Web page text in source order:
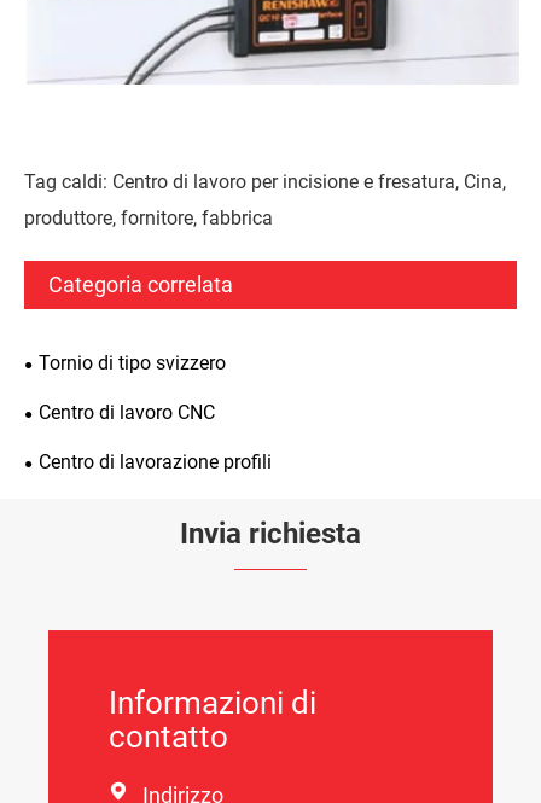
Tag caldi: Centro di lavoro per incisione e fresatura, Cina,
produttore, fornitore, fabbrica
Categoria correlata
Tornio di tipo svizzero
Centro di lavoro CNC
Centro di lavorazione profili
Invia richiesta
Informazioni di
contatto
 Indirizzo